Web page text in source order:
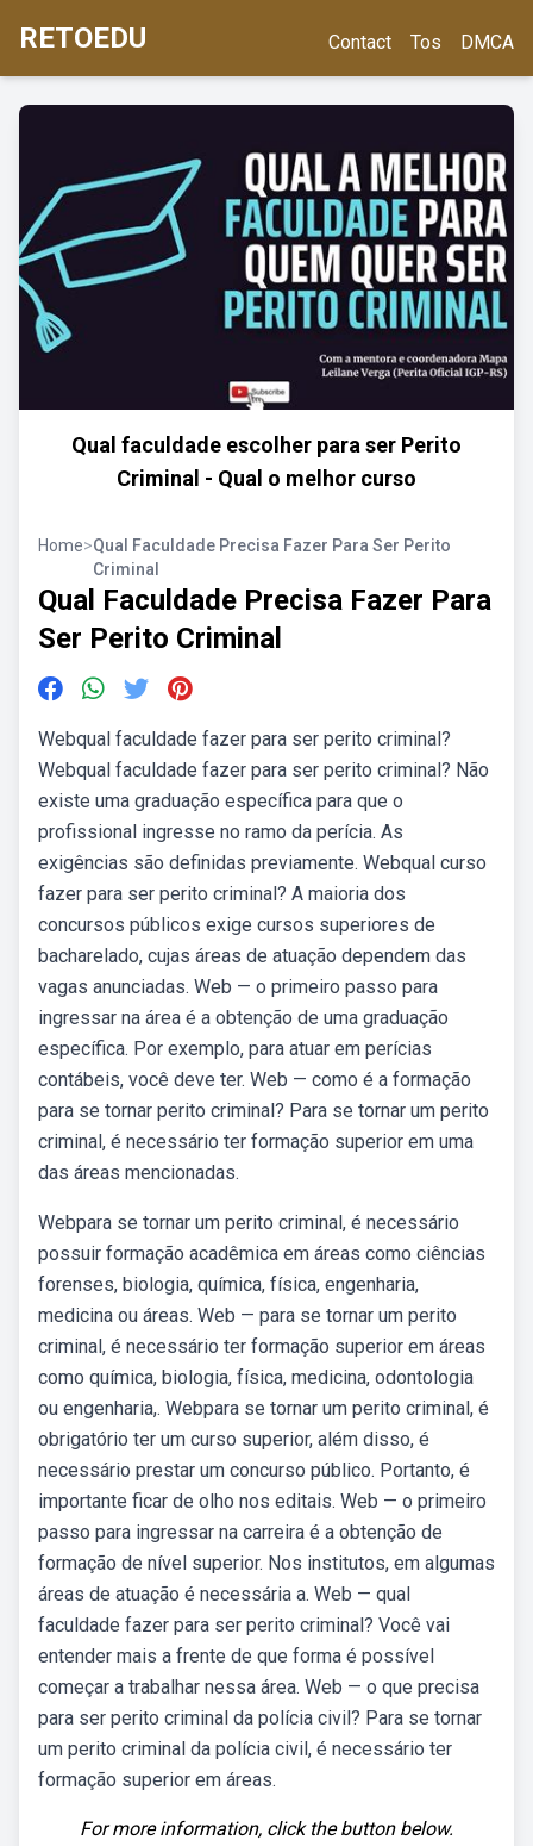
RETOEDU Contact Tos DMCA
Qual faculdade escolher para ser Perito
Criminal - Qual o melhor curso
Home>Qual Faculdade Precisa Fazer Para Ser Perito
Criminal
Qual Faculdade Precisa Fazer Para
Ser Perito Criminal
Webqual faculdade fazer para ser perito criminal?
Webqual faculdade fazer para ser perito criminal? Não
existe uma graduação específica para que o
profissional ingresse no ramo da perícia. As
exigências são definidas previamente. Webqual curso
fazer para ser perito criminal? A maioria dos
concursos públicos exige cursos superiores de
bacharelado, cujas áreas de atuação dependem das
vagas anunciadas. Web — o primeiro passo para
ingressar na área é a obtenção de uma graduação
específica. Por exemplo, para atuar em perícias
contábeis, você deve ter. Web — como é a formação
para se tornar perito criminal? Para se tornar um perito
criminal, é necessário ter formação superior em uma
das áreas mencionadas.
Webpara se tornar um perito criminal, é necessário
possuir formação acadêmica em áreas como ciências
forenses, biologia, química, física, engenharia,
medicina ou áreas. Web — para se tornar um perito
criminal, é necessário ter formação superior em áreas
como química, biologia, física, medicina, odontologia
ou engenharia,. Webpara se tornar um perito criminal, é
obrigatório ter um curso superior, além disso, é
necessário prestar um concurso público. Portanto, é
importante ficar de olho nos editais. Web — o primeiro
passo para ingressar na carreira é a obtenção de
formação de nível superior. Nos institutos, em algumas
áreas de atuação é necessária a. Web — qual
faculdade fazer para ser perito criminal? Você vai
entender mais a frente de que forma é possível
começar a trabalhar nessa área. Web — o que precisa
para ser perito criminal da polícia civil? Para se tornar
um perito criminal da polícia civil, é necessário ter
formação superior em áreas.
For more information, click the button below.